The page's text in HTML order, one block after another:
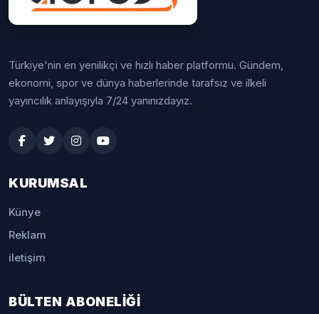
Türkiye'nin en yenilikçi ve hızlı haber platformu. Gündem,
ekonomi, spor ve dünya haberlerinde tarafsız ve ilkeli
yayıncılık anlayışıyla 7/24 yanınızdayız.
KURUMSAL
Künye
Reklam
iletişim
BÜLTEN ABONELİĞİ